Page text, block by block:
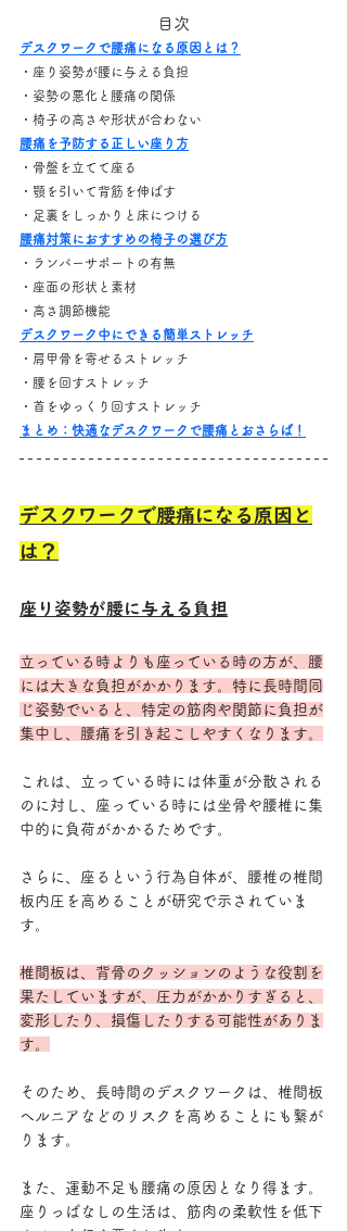
目次
デスクワークで腰痛になる原因とは？
・座り姿勢が腰に与える負担
・姿勢の悪化と腰痛の関係
・椅子の高さや形状が合わない
腰痛を予防する正しい座り方
・骨盤を立てて座る
・顎を引いて背筋を伸ばす
・足裏をしっかりと床につける
腰痛対策におすすめの椅子の選び方
・ランバーサポートの有無
・座面の形状と素材
・高さ調節機能
デスクワーク中にできる簡単ストレッチ
・肩甲骨を寄せるストレッチ
・腰を回すストレッチ
・首をゆっくり回すストレッチ
まとめ：快適なデスクワークで腰痛とおさらば！
デスクワークで腰痛になる原因と
は？
座り姿勢が腰に与える負担
立っている時よりも座っている時の方が、腰
には大きな負担がかかります。特に長時間同
じ姿勢でいると、特定の筋肉や関節に負担が
集中し、腰痛を引き起こしやすくなります。
これは、立っている時には体重が分散される
のに対し、座っている時には坐骨や腰椎に集
中的に負荷がかかるためです。
さらに、座るという行為自体が、腰椎の椎間
板内圧を高めることが研究で示されていま
す。
椎間板は、背骨のクッションのような役割を
果たしていますが、圧力がかかりすぎると、
変形したり、損傷したりする可能性がありま
す。
そのため、長時間のデスクワークは、椎間板
ヘルニアなどのリスクを高めることにも繋が
ります。
また、運動不足も腰痛の原因となり得ます。
座りっぱなしの生活は、筋肉の柔軟性を低下